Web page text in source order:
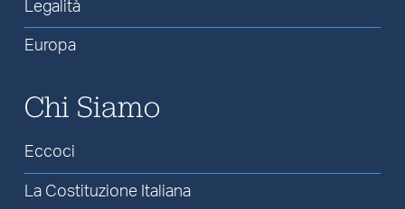
Legalità
Europa
Chi Siamo
Eccoci
La Costituzione Italiana